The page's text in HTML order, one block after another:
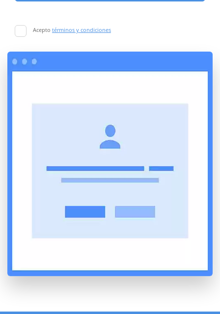
Acepto términos y condiciones